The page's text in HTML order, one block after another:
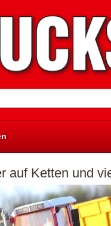
auf Ketten und